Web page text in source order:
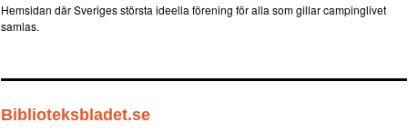
Hemsidan där Sveriges största ideella förening för alla som gillar campinglivet
samlas.
Biblioteksbladet.se